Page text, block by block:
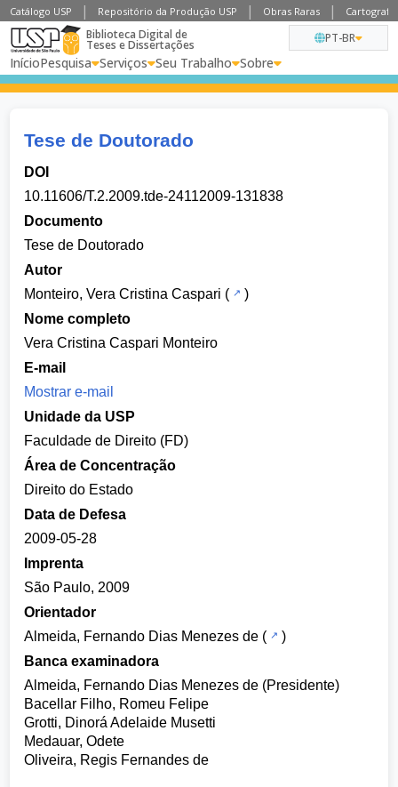
Catálogo USP Repositório da Produção USP Obras Raras
Biblioteca Digital de
Teses e Dissertações
InícioPesquisa Serviços Seu Trabalho Sobre
PT-BR
Tese de Doutorado
DOI
10.11606/T.2.2009.tde-24112009-131838
Documento
Tese de Doutorado
Autor
Monteiro, Vera Cristina Caspari (
)
Nome completo
Vera Cristina Caspari Monteiro
E-mail
Mostrar e-mail
Unidade da USP
Faculdade de Direito (FD)
Área de Concentração
Direito do Estado
Data de Defesa
2009-05-28
Imprenta
São Paulo, 2009
Orientador
Almeida, Fernando Dias Menezes de (
)
Banca examinadora
Almeida, Fernando Dias Menezes de (Presidente)
Bacellar Filho, Romeu Felipe
Grotti, Dinorá Adelaide Musetti
Medauar, Odete
Oliveira, Regis Fernandes de